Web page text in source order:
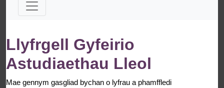
Llyfrgell Gyfeirio
Astudiaethau Lleol
Mae gennym gasgliad bychan o lyfrau a phamffledi